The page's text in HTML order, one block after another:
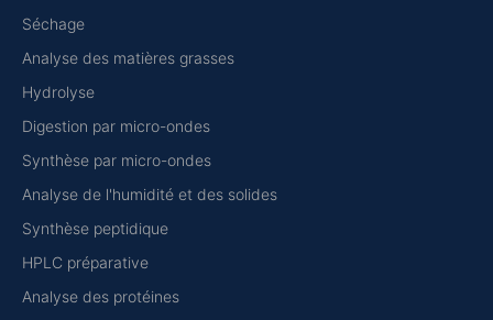
Séchage
Analyse des matières grasses
Hydrolyse
Digestion par micro-ondes
Synthèse par micro-ondes
Analyse de l'humidité et des solides
Synthèse peptidique
HPLC préparative
Analyse des protéines